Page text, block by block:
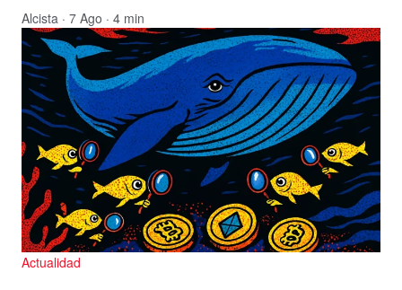
Alcista · 7 Ago · 4 min
Actualidad